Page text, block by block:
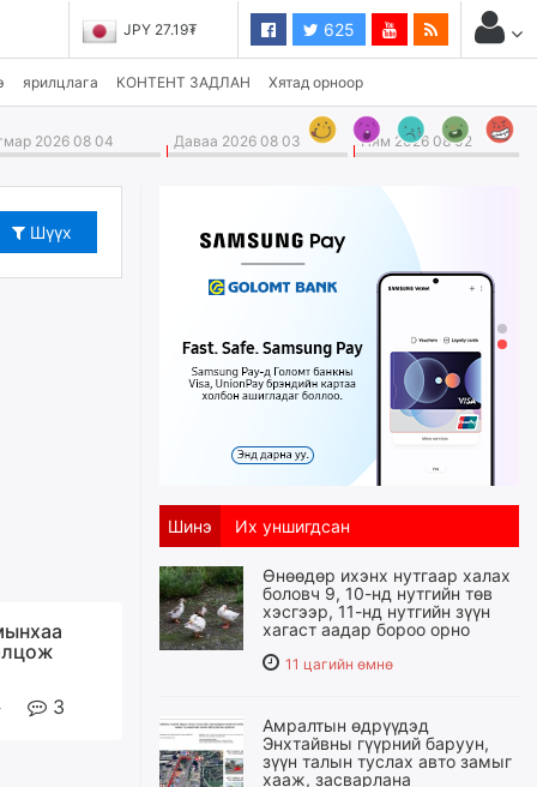
JPY 27.19₮ 625
ярилцлага КОНТЕНТ ЗАДЛАН Хятад орноор
2026 08 04 Даваа 2026 08 03 Ням 2026 08 02
Шүүх
3
Шинэ Их уншигдсан
Өнөөдөр ихэнх нутгаар халах
боловч 9, 10-нд нутгийн төв
хэсгээр, 11-нд нутгийн зүүн
хагаст аадар бороо орно
11 цагийн өмнө
Амралтын өдрүүдэд
Энхтайвны гүүрний баруун,
зүүн талын туслах авто замыг
хааж, засварлана